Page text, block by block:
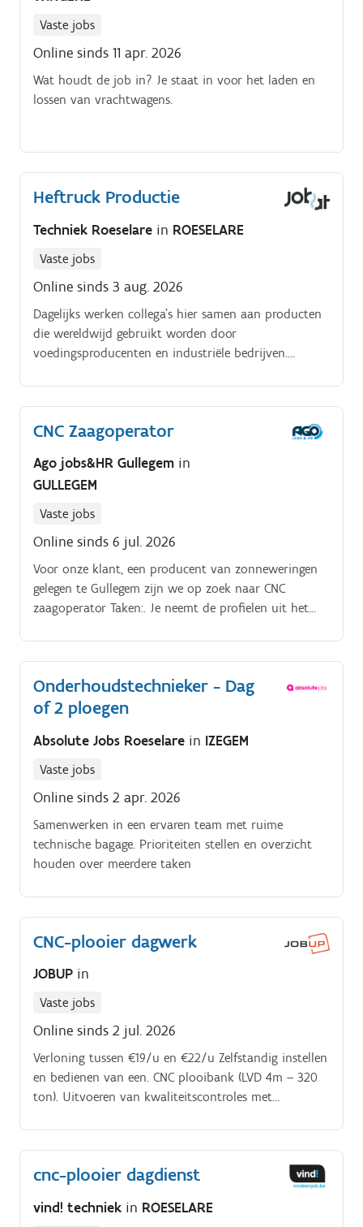
Vaste jobs
Online sinds 11 apr. 2026
Wat houdt de job in? Je staat in voor het laden en
lossen van vrachtwagens.
Heftruck Productie
Techniek Roeselare in ROESELARE
Vaste jobs
Online sinds 3 aug. 2026
Dagelijks werken collega's hier samen aan producten
die wereldwijd gebruikt worden door
voedingsproducenten en industriële bedrijven.
en werkzekerheid bouw je hier mee aan een
duurzame toekomst binnen een financieel gezond
bedrijf.
CNC Zaagoperator
Ago jobs&HR Gullegem in
GULLEGEM
Vaste jobs
Online sinds 6 jul. 2026
Voor onze klant, een producent van zonneweringen
gelegen te Gullegem zijn we op zoek naar CNC
zaagoperator Taken:. Je neemt de profielen uit het
Onderhoudstechnieker - Dag
of 2 ploegen
Absolute Jobs Roeselare in IZEGEM
Vaste jobs
Online sinds 2 apr. 2026
Samenwerken in een ervaren team met ruime
technische bagage. Prioriteiten stellen en overzicht
houden over meerdere taken
CNC-plooier dagwerk
JOBUP in
Vaste jobs
Online sinds 2 jul. 2026
Verloning tussen €19/u en €22/u Zelfstandig instellen
en bedienen van een. CNC plooibank (LVD 4m – 320
ton). Uitvoeren van kwaliteitscontroles met
cnc-plooier dagdienst
vind! techniek in ROESELARE